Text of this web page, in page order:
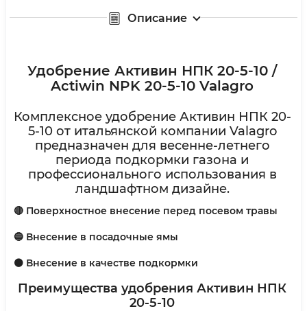
Описание
Удобрение Активин НПК 20-5-10 /
Actiwin NPK 20-5-10 Valagro
Комплексное удобрение Активин НПК 20-
5-10 от итальянской компании Valagro
предназначен для весенне-летнего
периода подкормки газона и
профессионального использования в
ландшафтном дизайне.
🔴 Поверхностное внесение перед посевом травы
🔵 Внесение в посадочные ямы
⚫ Внесение в качестве подкормки
Преимущества удобрения Активин НПК
20-5-10